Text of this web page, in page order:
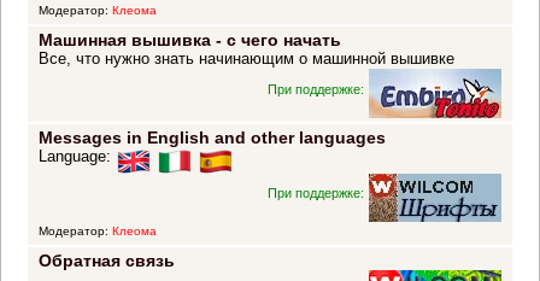
Модератор: Клеома
Машинная вышивка - с чего начать
Все, что нужно знать начинающим о машинной вышивке
При поддержке:
Messages in English and other languages
Language:
При поддержке:
Модератор: Клеома
Обратная связь